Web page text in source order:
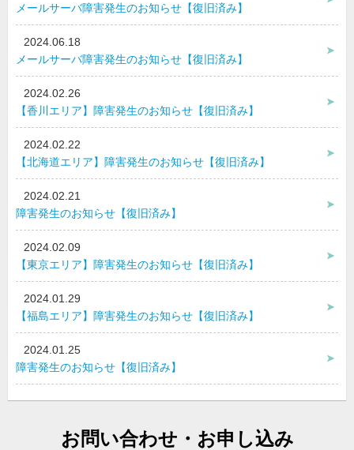
メールサーバ障害発生のお知らせ【復旧済み】
2024.06.18
メールサーバ障害発生のお知らせ【復旧済み】
2024.02.26
【香川エリア】障害発生のお知らせ【復旧済み】
2024.02.22
【北海道エリア】障害発生のお知らせ【復旧済み】
2024.02.21
障害発生のお知らせ【復旧済み】
2024.02.09
【東京エリア】障害発生のお知らせ【復旧済み】
2024.01.29
【福島エリア】障害発生のお知らせ【復旧済み】
2024.01.25
障害発生のお知らせ【復旧済み】
お問い合わせ・お申し込み